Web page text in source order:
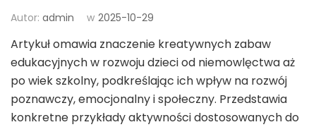
Autor: admin w 2025-10-29
Artykuł omawia znaczenie kreatywnych zabaw
edukacyjnych w rozwoju dzieci od niemowlęctwa aż
po wiek szkolny, podkreślając ich wpływ na rozwój
poznawczy, emocjonalny i społeczny. Przedstawia
konkretne przykłady aktywności dostosowanych do